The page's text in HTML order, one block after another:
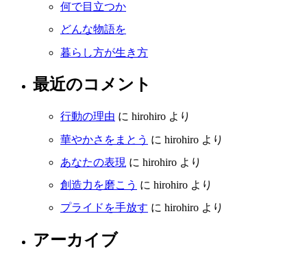
何で目立つか
どんな物語を
暮らし方が生き方
最近のコメント
行動の理由 に hirohiro より
華やかさをまとう に hirohiro より
あなたの表現 に hirohiro より
創造力を磨こう に hirohiro より
プライドを手放す に hirohiro より
アーカイブ